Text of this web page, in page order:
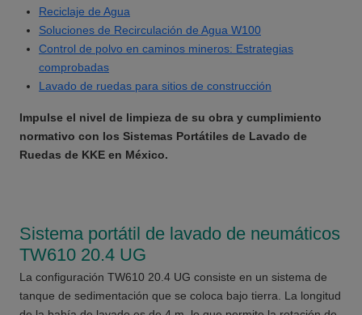
Reciclaje de Agua
Soluciones de Recirculación de Agua W100
Control de polvo en caminos mineros: Estrategias
comprobadas
Lavado de ruedas para sitios de construcción
Impulse el nivel de limpieza de su obra y cumplimiento
normativo con los Sistemas Portátiles de Lavado de
Ruedas de KKE en México.
Sistema portátil de lavado de neumáticos
TW610 20.4 UG
La configuración TW610 20.4 UG ​​consiste en un sistema de
tanque de sedimentación que se coloca bajo tierra. La longitud